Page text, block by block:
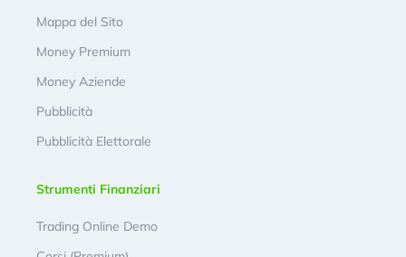
Mappa del Sito
Money Premium
Money Aziende
Pubblicità
Pubblicità Elettorale
Strumenti Finanziari
Trading Online Demo